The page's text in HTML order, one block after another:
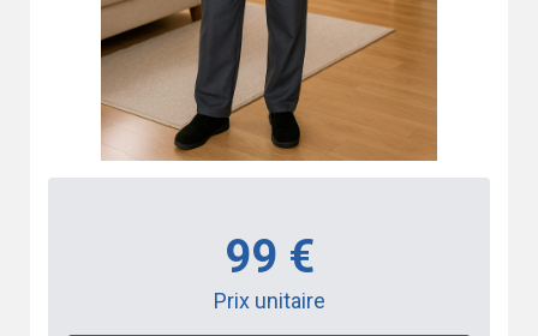
99 €
Prix unitaire